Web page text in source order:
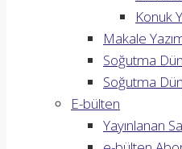
Konuk
Makale
Soğutma
Soğutma
E-bülten
Yayınlanan